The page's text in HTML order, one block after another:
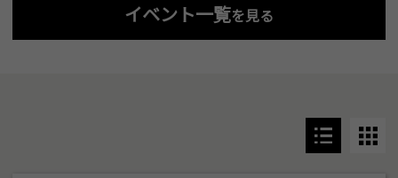
イベント一覧を見る